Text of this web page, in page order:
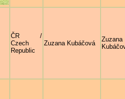
ČR /
Czech
Republic
Zuzana Kubáčová
Zuzana